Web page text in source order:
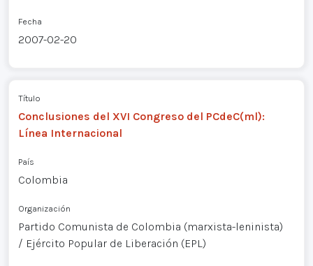
Fecha
2007-02-20
Título
Conclusiones del XVI Congreso del PCdeC(ml):
Línea Internacional
País
Colombia
Organización
Partido Comunista de Colombia (marxista-leninista)
/ Ejército Popular de Liberación (EPL)